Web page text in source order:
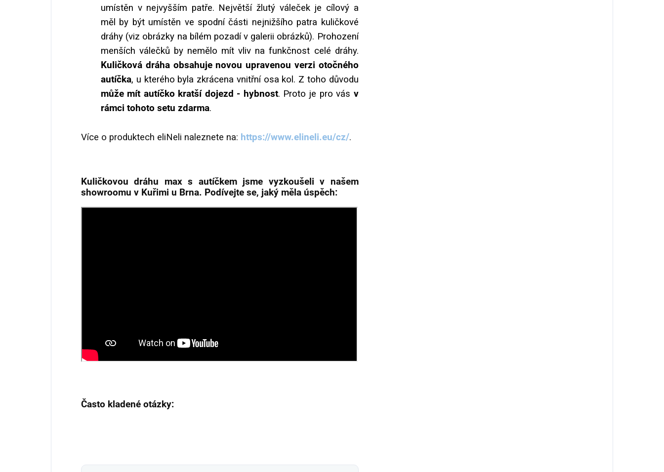
umístěn v nejvyšším patře. Největší žlutý váleček je cílový a
měl by být umístěn ve spodní části nejnižšího patra kuličkové
dráhy (viz obrázky na bílém pozadí v galerii obrázků). Prohození
menších válečků by nemělo mít vliv na funkčnost celé dráhy.
Kuličková dráha obsahuje novou upravenou verzi otočného
autíčka, u kterého byla zkrácena vnitřní osa kol. Z toho důvodu
může mít autíčko kratší dojezd - hybnost. Proto je pro vás v
rámci tohoto setu zdarma.
Více o produktech eliNeli naleznete na: https://www.elineli.eu/cz/.
Kuličkovou dráhu max s autíčkem jsme vyzkoušeli v našem
showroomu v Kuřimi u Brna. Podívejte se, jaký měla úspěch:
Často kladené otázky: